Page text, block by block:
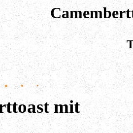
mit